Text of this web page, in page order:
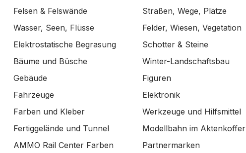
Felsen & Felswände
Straßen, Wege, Plätze
Wasser, Seen, Flüsse
Felder, Wiesen, Vegetation
Elektrostatische Begrasung
Schotter & Steine
Bäume und Büsche
Winter-Landschaftsbau
Gebäude
Figuren
Fahrzeuge
Elektronik
Farben und Kleber
Werkzeuge und Hilfsmittel
Fertiggelände und Tunnel
Modellbahn im Aktenkoffer
AMMO Rail Center Farben
Partnermarken